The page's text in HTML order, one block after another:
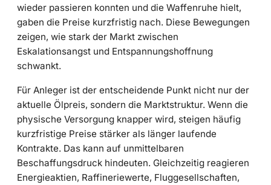
wieder passieren konnten und die Waffenruhe hielt,
gaben die Preise kurzfristig nach. Diese Bewegungen
zeigen, wie stark der Markt zwischen
Eskalationsangst und Entspannungshoffnung
schwankt.
Für Anleger ist der entscheidende Punkt nicht nur der
aktuelle Ölpreis, sondern die Marktstruktur. Wenn die
physische Versorgung knapper wird, steigen häufig
kurzfristige Preise stärker als länger laufende
Kontrakte. Das kann auf unmittelbaren
Beschaffungsdruck hindeuten. Gleichzeitig reagieren
Energieaktien, Raffineriewerte, Fluggesellschaften,